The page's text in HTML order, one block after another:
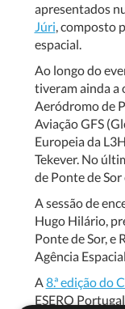
apresentados
Júri, composto
espacial.
Ao longo do
tiveram ainda a
Aeródromo de
Aviação GFS
Europeia da
Tekever. No
de Ponte de
A sessão de
Hugo Hilário,
Ponte de Sor, e
Agência
A8.ª edição do
ESERO